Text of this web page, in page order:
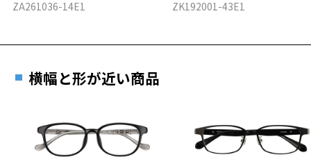
ZA261036-14E1 ZK192001-43E1
横幅と形が近い商品